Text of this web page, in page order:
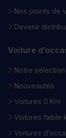
Nos points de
Devenir
Voiture
Notre sélection
Nouveautés
Voitures 0 Km
Voitures faible
Voitures